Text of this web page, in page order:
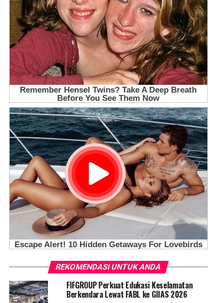
REKOMENDASI UNTUK ANDA
FIFGROUP Perkuat Edukasi Keselamatan
Berkendara Lewat FABL ke GIIAS 2026